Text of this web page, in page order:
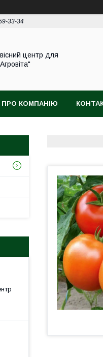
33-34
центр для
ПРО КОМПАНІЮ